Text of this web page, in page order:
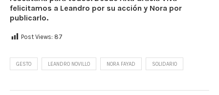
felicitamos a Leandro por su acción y Nora por
publicarlo.
Post Views: 87
GESTO LEANDRO NOVILLO NORA FAYAD SOLIDARIO